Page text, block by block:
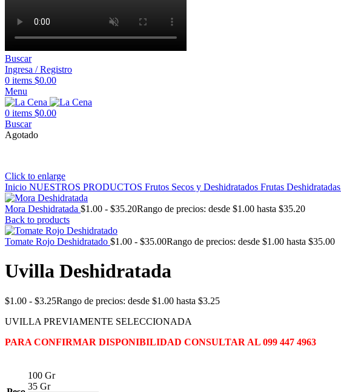
Buscar
Ingresa / Registro
0 items $0.00
Menu
0 items $0.00
Buscar
Agotado
Click to enlarge
Inicio NUESTROS PRODUCTOS Frutos Secos y Deshidratados Frutas Deshidratadas
Mora Deshidratada $1.00 - $35.20Rango de precios: desde $1.00 hasta $35.20
Back to products
Tomate Rojo Deshidratado $1.00 - $35.00Rango de precios: desde $1.00 hasta $35.00
Uvilla Deshidratada
$1.00 - $3.25Rango de precios: desde $1.00 hasta $3.25
UVILLA PREVIAMENTE SELECCIONADA
PARA CONFIRMAR DISPONIBILIDAD CONSULTAR AL 099 447 4963
100 Gr
35 Gr